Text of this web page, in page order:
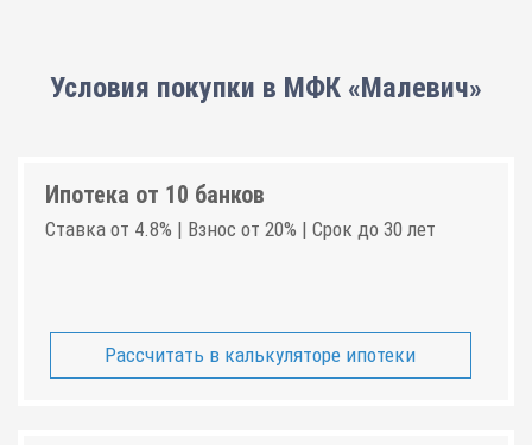
Условия покупки в МФК «Малевич»
Ипотека от 10 банков
Ставка от 4.8% | Взнос от 20% | Срок до 30 лет
Рассчитать в калькуляторе ипотеки